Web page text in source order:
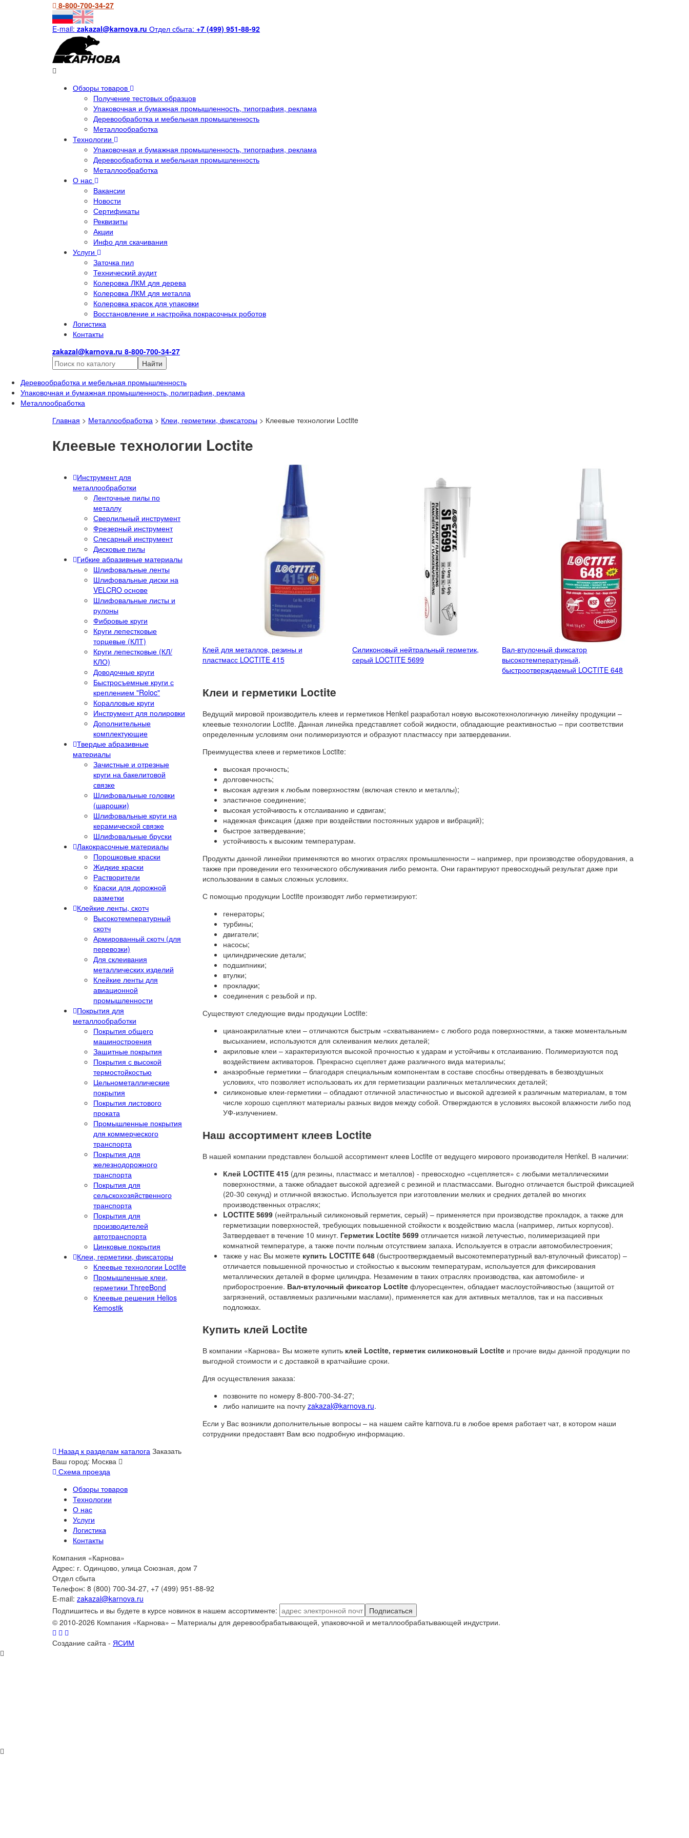
8-800-700-34-27
E-mail: zakazal@karnova.ru Отдел сбыта: +7 (499) 951-88-92
Обзоры товаров
Получение тестовых образцов
Упаковочная и бумажная промышленность, типография, реклама
Деревообработка и мебельная промышленность
Металлообработка
Технологии
Упаковочная и бумажная промышленность, типография, реклама
Деревообработка и мебельная промышленность
Металлообработка
О нас
Вакансии
Новости
Сертификаты
Реквизиты
Акции
Инфо для скачивания
Услуги
Заточка пил
Технический аудит
Колеровка ЛКМ для дерева
Колеровка ЛКМ для металла
Колеровка красок для упаковки
Восстановление и настройка покрасочных роботов
Логистика
Контакты
zakazal@karnova.ru 8-800-700-34-27
Найти
Деревообработка и мебельная промышленность
Упаковочная и бумажная промышленность, полиграфия, реклама
Металлообработка
Главная > Металлообработка > Клеи, герметики, фиксаторы > Клеевые технологии Loctite
Клеевые технологии Loctite
Инструмент для
металлообработки
Ленточные пилы по
металлу
Сверлильный инструмент
Фрезерный инструмент
Слесарный инструмент
Дисковые пилы
Гибкие абразивные материалы
Шлифовальные ленты
Шлифовальные диски на
VELCRO основе
Шлифовальные листы и
рулоны
Фибровые круги
Круги лепестковые
торцевые (КЛТ)
Круги лепестковые (КЛ/
КЛО)
Доводочные круги
Быстросъемные круги с
креплением "Roloc"
Коралловые круги
Инструмент для полировки
Дополнительные
комплектующие
Твердые абразивные
материалы
Зачистные и отрезные
круги на бакелитовой
связке
Шлифовальные головки
(шарошки)
Шлифовальные круги на
керамической связке
Шлифовальные бруски
Лакокрасочные материалы
Порошковые краски
Жидкие краски
Растворители
Краски для дорожной
разметки
Клейкие ленты, скотч
Высокотемпературный
скотч
Армированный скотч (для
перевозки)
Для склеивания
металлических изделий
Клейкие ленты для
авиационной
промышленности
Покрытия для
металлообработки
Покрытия общего
машиностроения
Защитные покрытия
Покрытия с высокой
термостойкостью
Цельнометаллические
покрытия
Покрытия листового
проката
Промышленные покрытия
для коммерческого
транспорта
Покрытия для
железнодорожного
транспорта
Покрытия для
сельскохозяйственного
транспорта
Покрытия для
производителей
автотранспорта
Цинковые покрытия
Клеи, герметики, фиксаторы
Клеевые технологии Loctite
Промышленные клеи,
герметики ThreeBond
Клеевые решения Helios
Kemostik
Клей для металлов, резины и
пластмасс LOCTITE 415
Силиконовый нейтральный герметик,
серый LOCTITE 5699
Вал-втулочный фиксатор
высокотемпературный,
быстроотверждаемый LOCTITE 648
Клеи и герметики Loctite
Ведущий мировой производитель клеев и герметиков Henkel разработал новую высокотехнологичную линейку продукции –
клеевые технологии Loctite. Данная линейка представляет собой жидкости, обладающие реактивностью – при соответствии
определенным условиям они полимеризуются и образуют пластмассу при затвердевании.
Преимущества клеев и герметиков Loctite:
высокая прочность;
долговечность;
высокая адгезия к любым поверхностям (включая стекло и металлы);
эластичное соединение;
высокая устойчивость к отслаиванию и сдвигам;
надежная фиксация (даже при воздействии постоянных ударов и вибраций);
быстрое затвердевание;
устойчивость к высоким температурам.
Продукты данной линейки применяются во многих отраслях промышленности – например, при производстве оборудования, а
также при проведении его технического обслуживания либо ремонта. Они гарантируют превосходный результат даже при
использовании в самых сложных условиях.
С помощью продукции Loctite производят либо герметизируют:
генераторы;
турбины;
двигатели;
насосы;
цилиндрические детали;
подшипники;
втулки;
прокладки;
соединения с резьбой и пр.
Существуют следующие виды продукции Loctite:
цианоакрилатные клеи – отличаются быстрым «схватыванием» с любого рода поверхностями, а также моментальным
высыханием, используются для склеивания мелких деталей;
акриловые клеи – характеризуются высокой прочностью к ударам и устойчивы к отслаиванию. Полимеризуются под
воздействием активаторов. Прекрасно сцепляет даже различного вида материалы;
анаэробные герметики – благодаря специальным компонентам в составе спосбны отвердевать в безвоздушных
условиях, что позволяет использовать их для герметизации различных металлических деталей;
силиконовые клеи-герметики – обладают отличной эластичностью и высокой адгезией к различным материалам, в том
числе хорошо сцепляют материалы разных видов между собой. Отверждаются в условиях высокой влажности либо под
УФ-излучением.
Наш ассортимент клеев Loctite
В нашей компании представлен большой ассортимент клеев Loctite от ведущего мирового производителя Henkel. В наличии:
Клей LOCTITE 415(для резины, пластмасс и металлов) - превосходно «сцепляется» с любыми металлическими
поверхностями, а также обладает высокой адгезией с резиной и пластмассами. Выгодно отличается быстрой фиксацией
(20-30 секунд) и отличной вязкостью. Используется при изготовлении мелких и средних деталей во многих
производственных отраслях;
LOCTITE 5699(нейтральный силиконовый герметик, серый) – применяется при производстве прокладок, а также для
герметизации поверхностей, требующих повышенной стойкости к воздействию масла (например, литых корпусов).
3атвердевает в течение 10 минут. Герметик Loctite 5699отличается низкой летучестью, полимеризацией при
комнатной температуре, а также почти полным отсутствием запаха. Используется в отрасли автомобилестроения;
также у нас Вы можете купить LOCTITE 648(быстроотверждаемый высокотемпературный вал-втулочный фиксатор) –
отличается повышенной прочностью и стойкостью к высоким температурам, используется для фиксирования
металлических деталей в форме цилиндра. Незаменим в таких отраслях производства, как автомобиле- и
приборостроение. Вал-втулочный фиксатор Loctiteфлуоресцентен, обладает маслоустойчивостью (защитой от
загрязнений, оставляемых различными маслами), применяется как для активных металлов, так и на пассивных
подложках.
Купить клей Loctite
В компании «Карнова» Вы можете купить клей Loctite, герметик силиконовый Loctiteи прочие виды данной продукции по
выгодной стоимости и с доставкой в кратчайшие сроки.
Для осуществления заказа:
позвоните по номеру 8-800-700-34-27;
либо напишите на почту zakazal@karnova.ru.
Если у Вас возникли дополнительные вопросы – на нашем сайте karnova.ru в любое время работает чат, в котором наши
сотрудники предоставят Вам всю подробную информацию.
Назад к разделам каталога Заказать
Ваш город: Москва
Схема проезда
Обзоры товаров
Технологии
О нас
Услуги
Логистика
Контакты
Компания «Карнова»
Адрес: г. Одинцово, улица Союзная, дом 7
Отдел сбыта
Телефон: 8 (800) 700-34-27, +7 (499) 951-88-92
E-mail: zakazal@karnova.ru
Подпишитесь и вы будете в курсе новинок в нашем ассортименте:
Подписаться
© 2010-2026 Компания «Карнова» – Материалы для деревообрабатывающей, упаковочной и металлообрабатывающей индустрии.
Создание сайта - ЯСИМ